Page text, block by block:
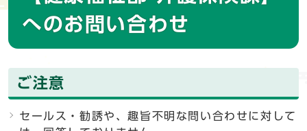
へのお問い合わせ
ご注意
セールス・勧誘や、趣旨不明な問い合わせに対して